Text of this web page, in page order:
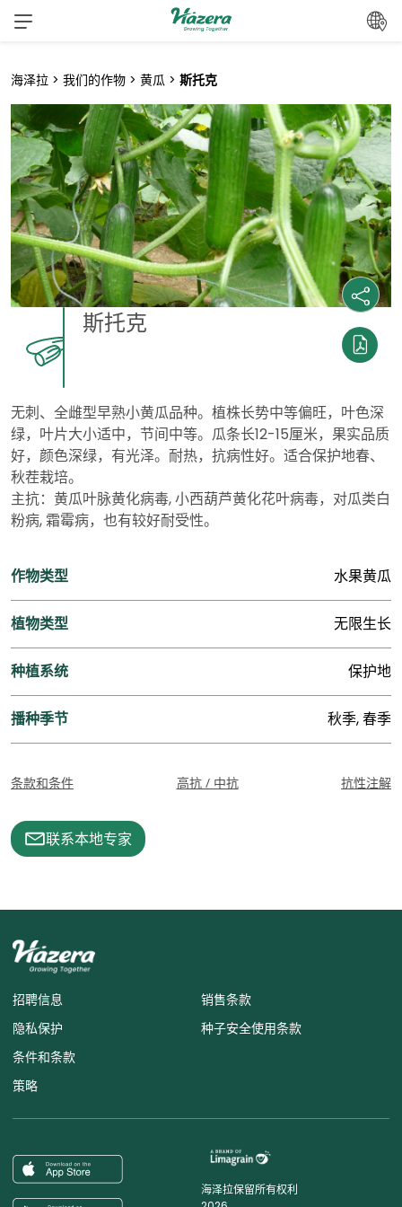
内海泽拉 > 我们的作物 > 黄瓜 > 斯托克
斯托克
无刺、全雌型早熟小黄瓜品种。植株长势中等偏旺，叶色深
绿，叶片大小适中，节间中等。瓜条长12-15厘米，果实品质
好，颜色深绿，有光泽。耐热，抗病性好。适合保护地春、
秋茬栽培。
主抗：黄瓜叶脉黄化病毒, 小西葫芦黄化花叶病毒，对瓜类白
粉病, 霜霉病，也有较好耐受性。
作物类型 水果黄瓜
植物类型 无限生长
种植系统 保护地
播种季节 秋季, 春季
条款和条件 高抗 / 中抗 抗性注解
联系本地专家
招聘信息
隐私保护
条件和条款
策略
销售条款
种子安全使用条款
海泽拉保留所有权利